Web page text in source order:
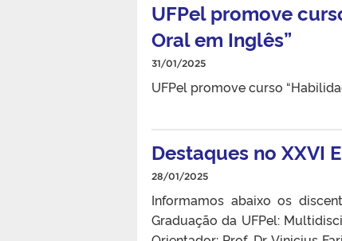
UFPel promove
Oral em Inglês”
31/01/2025
UFPel promove curso
Destaques no XXVI
28/01/2025
Informamos abaixo os
Graduação da UFPel: